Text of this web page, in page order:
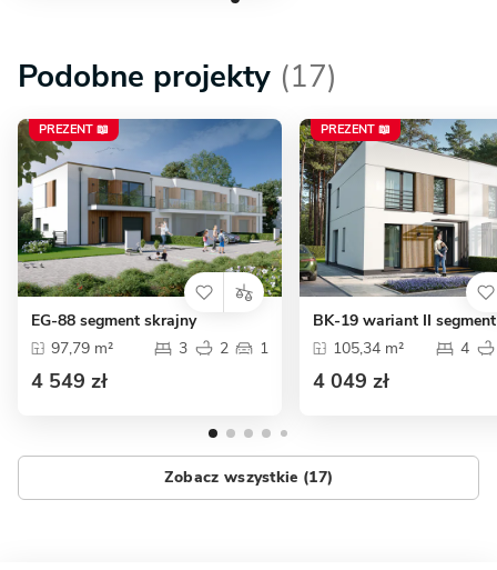
Podobne projekty (17)
PREZENT 📖
EG-88 segment skrajny
97,79 m²
3 2 1
4 549 zł
PREZENT 📖
BK-19 wariant II segment
105,34 m²
4
4 049 zł
Zobacz wszystkie (17)